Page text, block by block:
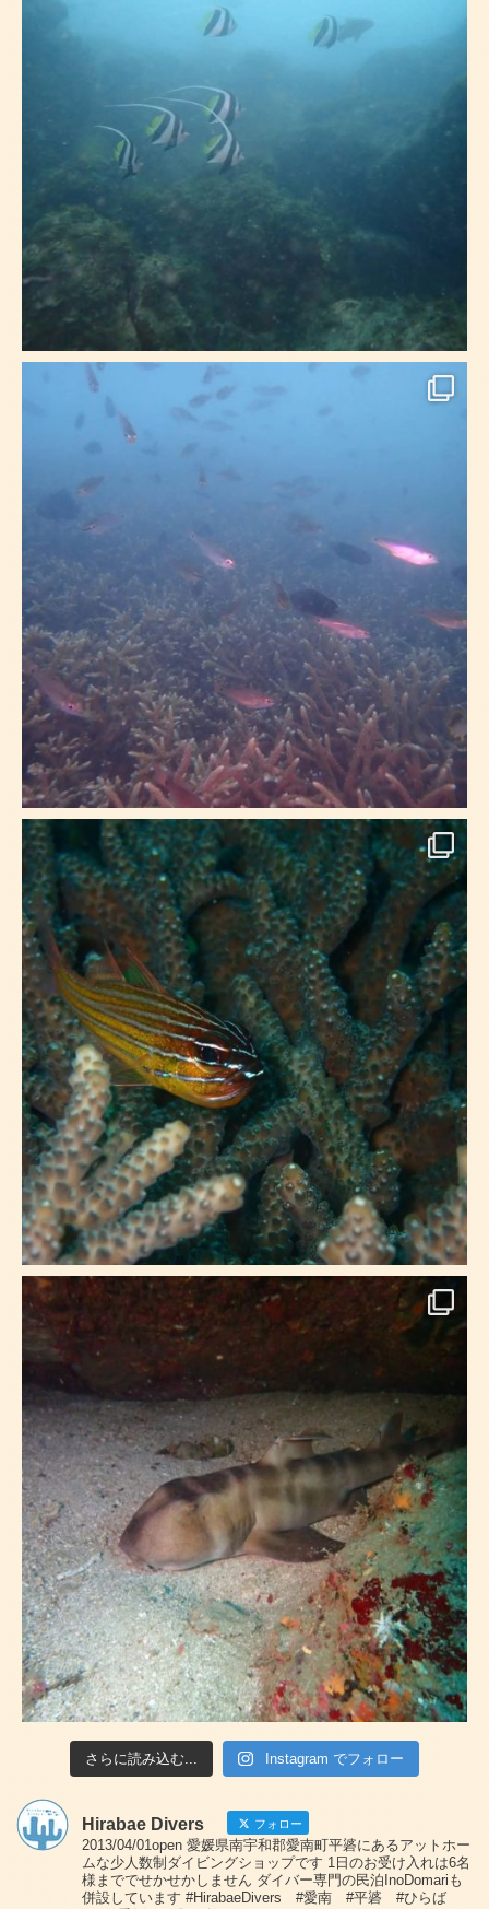
さらに読み込む... Instagram でフォロー
Hirabae Divers フォロー
2013/04/01open 愛媛県南宇和郡愛南町平碆にあるアットホー
ムな少人数制ダイビングショップです 1日のお受け入れは6名
様まででせかせかしません ダイバー専門の民泊InoDomariも
併設しています #HirabaeDivers #愛南 #平碆 #ひらば